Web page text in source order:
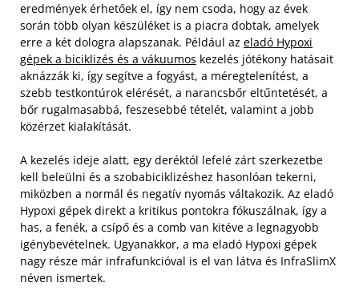
eredmények érhetőek el, így nem csoda, hogy az évek
során több olyan készüléket is a piacra dobtak, amelyek
erre a két dologra alapszanak. Például az eladó Hypoxi
gépek a biciklizés és a vákuumos kezelés jótékony hatásait
aknázzák ki, így segítve a fogyást, a méregtelenítést, a
szebb testkontúrok elérését, a narancsbőr eltűntetését, a
bőr rugalmasabbá, feszesebbé tételét, valamint a jobb
közérzet kialakítását.
A kezelés ideje alatt, egy deréktól lefelé zárt szerkezetbe
kell beleülni és a szobabiciklizéshez hasonlóan tekerni,
miközben a normál és negatív nyomás váltakozik. Az eladó
Hypoxi gépek direkt a kritikus pontokra fókuszálnak, így a
has, a fenék, a csípő és a comb van kitéve a legnagyobb
igénybevételnek. Ugyanakkor, a ma eladó Hypoxi gépek
nagy része már infrafunkcióval is el van látva és InfraSlimX
néven ismertek.